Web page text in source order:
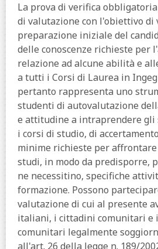
La prova di verifica
di valutazione con l'obiettivo di
preparazione iniziale del
delle conoscenze richieste per
relazione ad alcune abilità e
a tutti i Corsi di Laurea in
pertanto rappresenta uno
studenti di autovalutazione
e attitudine a intraprendere gli
i corsi di studio, di
minime richieste per affrontare
studi, in modo da predisporre,
ne necessitino, specifiche
formazione. Possono
valutazione di cui al presente
italiani, i cittadini comunitari e
comunitari legalmente
all'art. 26 della legge n. 189/